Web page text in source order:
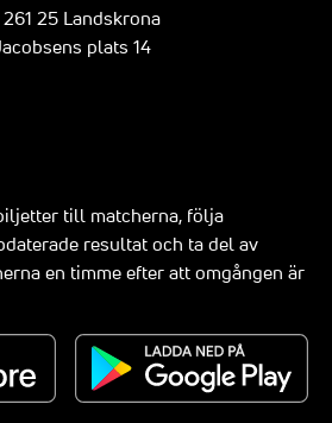
25 Landskrona
plats 14
till matcherna, följa
resultat och ta del av
en timme efter att omgången är